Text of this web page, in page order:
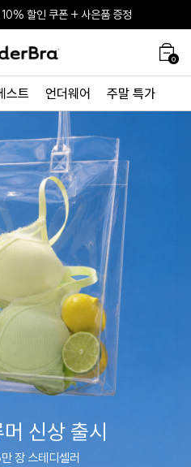
교환 서비스
할인 쿠폰 + 사은품 증정
교환 서비스
할인 쿠폰 + 사은품 증정
0
스트 언더웨어 주말 특가
레트
드는 부드러움